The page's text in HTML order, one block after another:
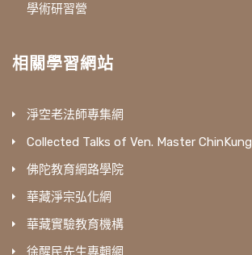
學術研習營
相關學習網站
淨空老法師專集網
Collected Talks of Ven. Master ChinKung
佛陀教育網路學院
華藏淨宗弘化網
華藏實驗教育機構
徐醒民先生專輯網